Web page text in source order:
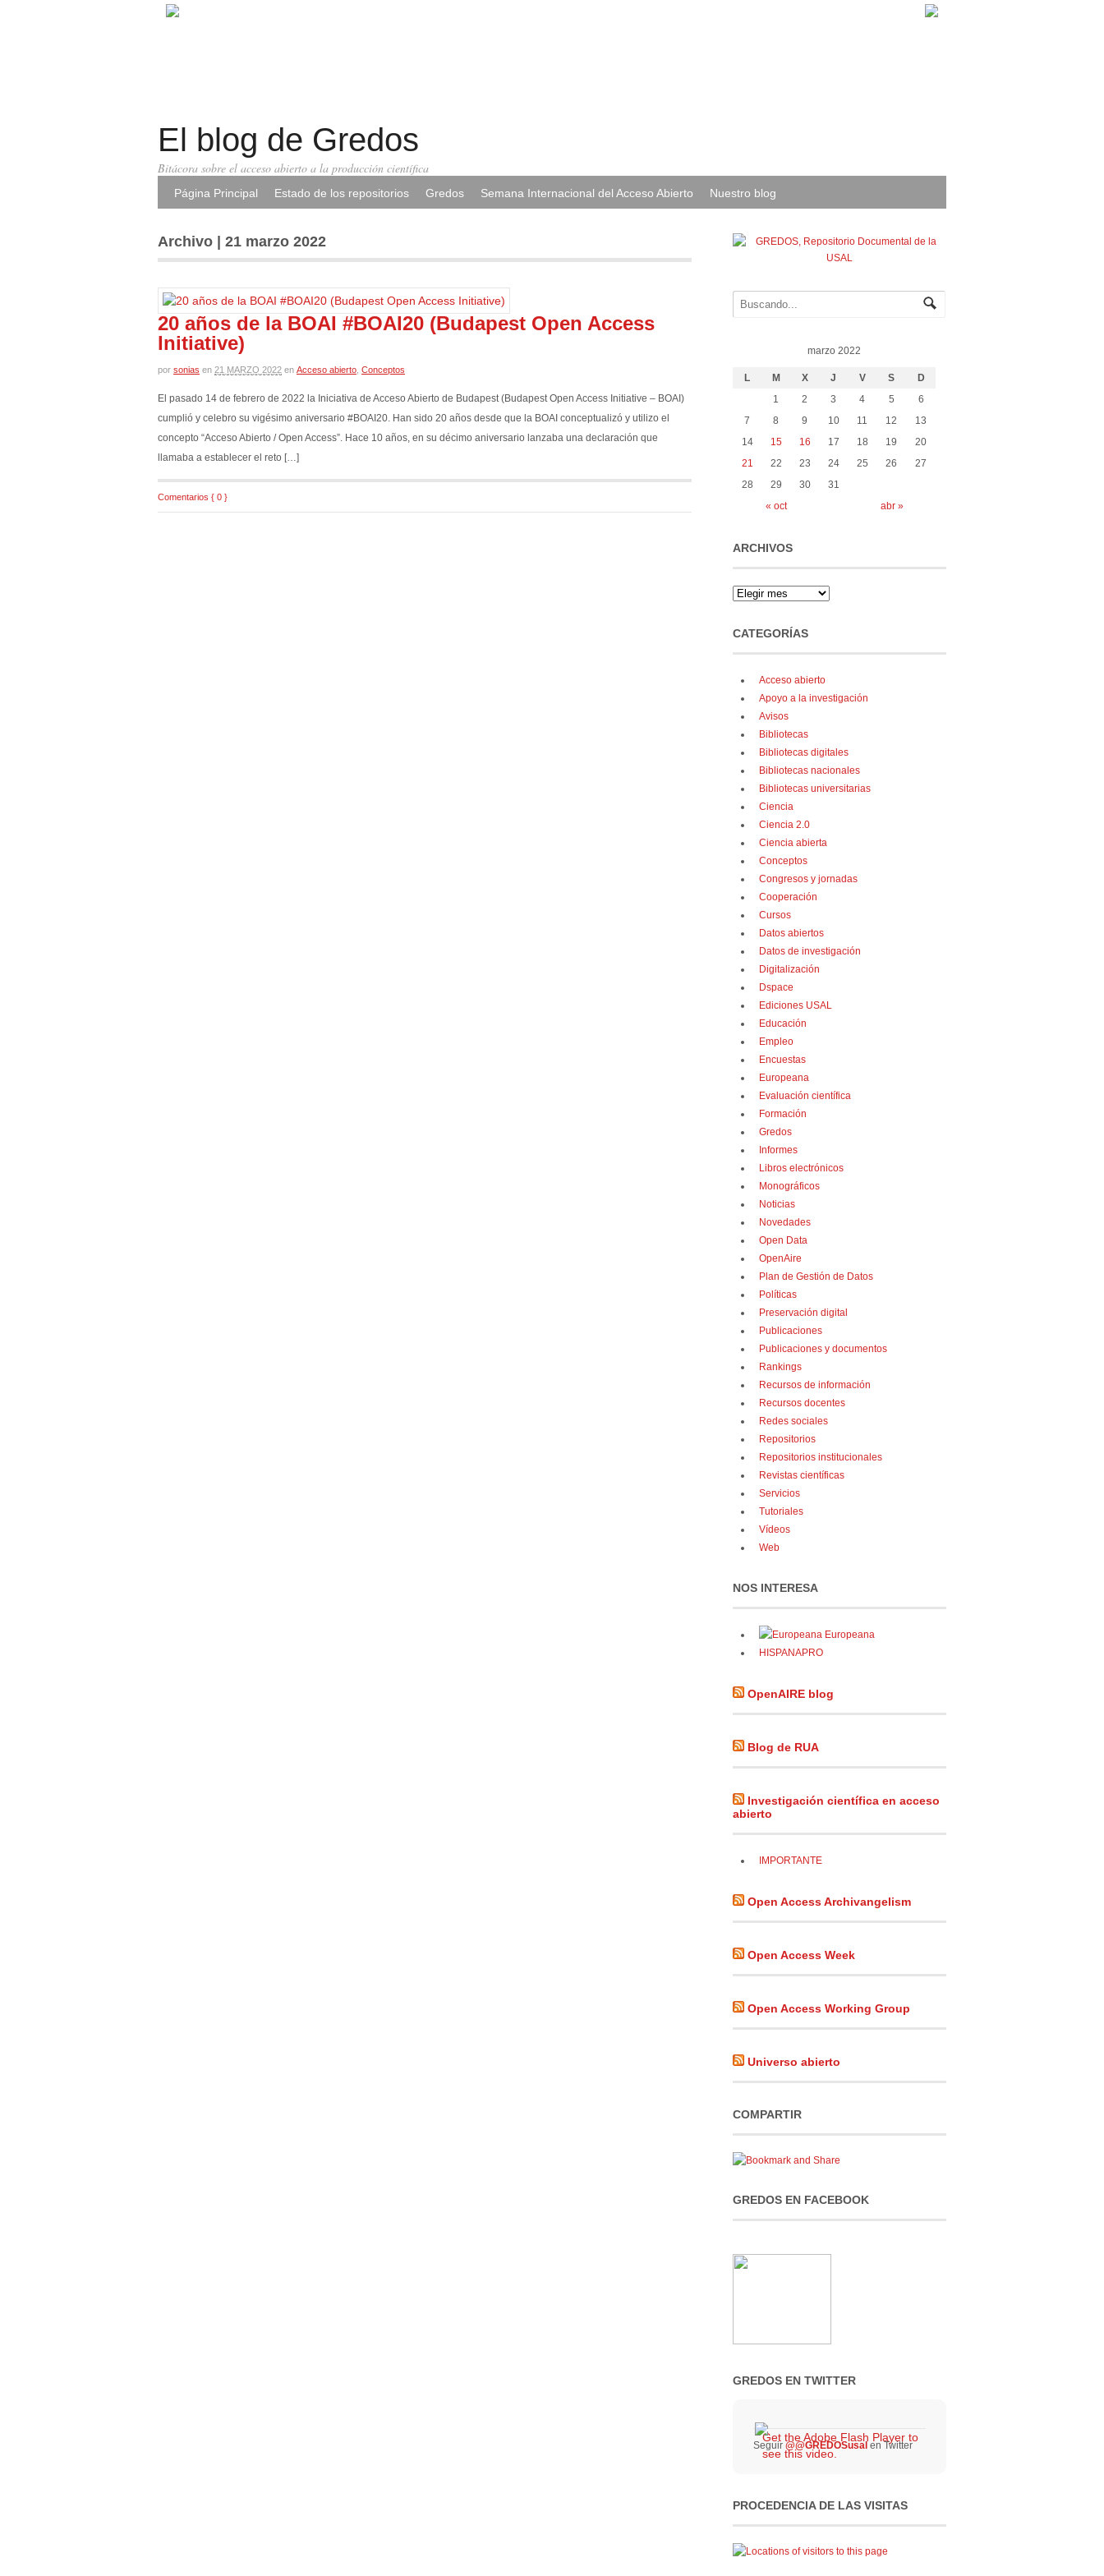
El blog de Gredos
Bitácora sobre el acceso abierto a la producción científica
Página Principal Estado de los repositorios Gredos Semana Internacional del Acceso Abierto Nuestro blog
Archivo | 21 marzo 2022
20 años de la BOAI #BOAI20 (Budapest Open Access
Initiative)
por sonias en 21 MARZO 2022 en Acceso abierto Conceptos
El pasado 14 de febrero de 2022 la Iniciativa de Acceso Abierto de Budapest (Budapest Open Access Initiative – BOAI)
cumplió y celebro su vigésimo aniversario #BOAI20. Han sido 20 años desde que la BOAI conceptualizó y utilizo el
concepto “Acceso Abierto / Open Access”. Hace 10 años, en su décimo aniversario lanzaba una declaración que
llamaba a establecer el reto […]
Comentarios { 0 }
marzo 2022
L M X J V S D
« oct abr »
1 2 3 4 5
6
7
8 9 10 11 12
13
14
15 16 17 18 19
20
21
22 23 24 25 26
27
28
29 30 31
ARCHIVOS
CATEGORÍAS
Acceso abierto
Apoyo a la investigación
Avisos
Bibliotecas
Bibliotecas digitales
Bibliotecas nacionales
Bibliotecas universitarias
Ciencia
Ciencia 2.0
Ciencia abierta
Conceptos
Congresos y jornadas
Cooperación
Cursos
Datos abiertos
Datos de investigación
Digitalización
Dspace
Ediciones USAL
Educación
Empleo
Encuestas
Europeana
Evaluación científica
Formación
Gredos
Informes
Libros electrónicos
Monográficos
Noticias
Novedades
Open Data
OpenAire
Plan de Gestión de Datos
Políticas
Preservación digital
Publicaciones
Publicaciones y documentos
Rankings
Recursos de información
Recursos docentes
Redes sociales
Repositorios
Repositorios institucionales
Revistas científicas
Servicios
Tutoriales
Vídeos
Web
NOS INTERESA
Europeana
HISPANAPRO
OpenAIRE blog
Blog de RUA
Investigación científica en acceso
abierto
IMPORTANTE
Open Access Archivangelism
Open Access Week
Open Access Working Group
Universo abierto
COMPARTIR
GREDOS EN FACEBOOK
GREDOS EN TWITTER
Seguir @@GREDOSusal en Twitter
PROCEDENCIA DE LAS VISITAS
Get the Adobe Flash Player to
see this video.